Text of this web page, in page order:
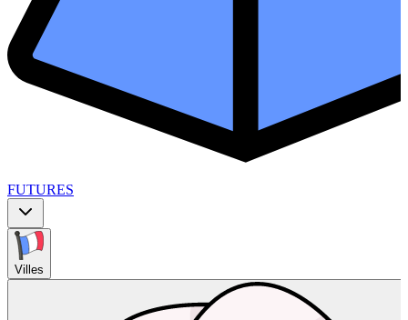
FUTURES
Villes